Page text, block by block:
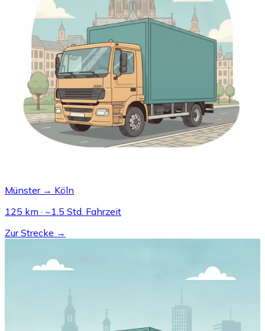
Münster → Köln
125 km · ~1.5 Std. Fahrzeit
Zur Strecke →